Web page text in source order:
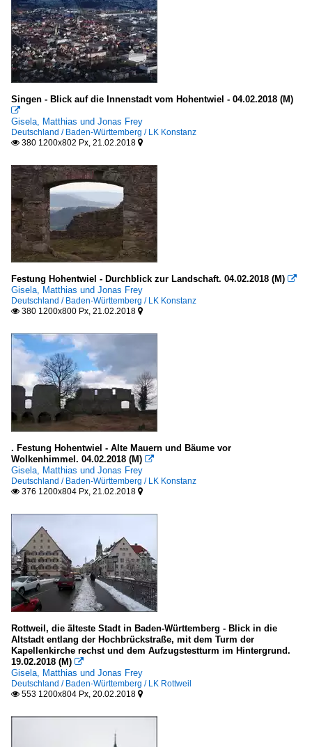
Zaha Hadid Architects
Bauwerke
Amts- und Gerichtsgebäude
Deutschland
Europa
Bauten für den Konsum
Deutschland
Europa
Bauten für die Bildung
Deutschland
Österreich
Deutschland
Schweiz
Bauten für Gesundheit und Soziales
Deutschland
Europa
Bauten zur Energiegewinnung
Kohlekraftwerke
Deutschland
Österreich
Schweden
übriges Europa
Büro- und Verwaltungsgebäude (ohne Hochhäuser)
Deutschland
Europa
Singen - Blick auf die Innenstadt vom Hohentwiel - 04.02.2018 (M)

Gisela, Matthias und Jonas Frey
Deutschland / Baden-Württemberg / LK Konstanz
 380 1200x802 Px, 21.02.2018 
Festung Hohentwiel - Durchblick zur Landschaft. 04.02.2018 (M) 
Gisela, Matthias und Jonas Frey
Deutschland / Baden-Württemberg / LK Konstanz
 380 1200x800 Px, 21.02.2018 
. Festung Hohentwiel - Alte Mauern und Bäume vor
Wolkenhimmel. 04.02.2018 (M) 
Gisela, Matthias und Jonas Frey
Deutschland / Baden-Württemberg / LK Konstanz
 376 1200x804 Px, 21.02.2018 
Rottweil, die älteste Stadt in Baden-Württemberg - Blick in die
Altstadt entlang der Hochbrückstraße, mit dem Turm der
Kapellenkirche rechst und dem Aufzugstestturm im Hintergrund.
19.02.2018 (M) 
Gisela, Matthias und Jonas Frey
Deutschland / Baden-Württemberg / LK Rottweil
 553 1200x804 Px, 20.02.2018 